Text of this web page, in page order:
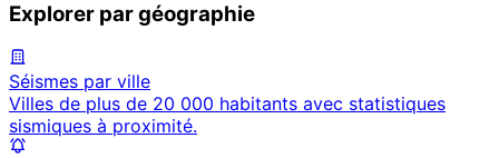
Explorer par géographie
Séismes par ville
Villes de plus de 20 000 habitants avec statistiques
sismiques à proximité.